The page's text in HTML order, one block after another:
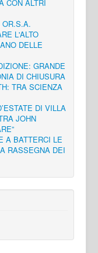
CON ALTRI
L'ALTO
DELLE
GRANDE
DI CHIUSURA
TRA SCIENZA
DI VILLA
JOHN
A BATTERCI LE
RASSEGNA DEI